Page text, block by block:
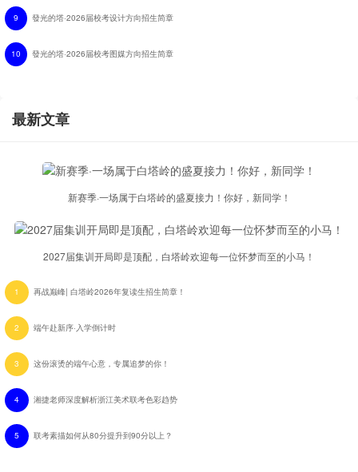
9 發光的塔·2026届校考设计方向招生简章
10 發光的塔·2026届校考图媒方向招生简章
最新文章
新赛季·一场属于白塔岭的盛夏接力！你好，新同学！
2027届集训开局即是顶配，白塔岭欢迎每一位怀梦而至的小马！
1 再战巅峰| 白塔岭2026年复读生招生简章！
2 端午赴新序·入学倒计时
3 这份滚烫的端午心意，专属追梦的你！
4 湘捷老师深度解析浙江美术联考色彩趋势
5 联考素描如何从80分提升到90分以上？